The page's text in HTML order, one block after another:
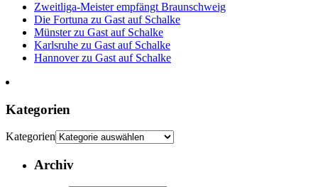
Zweitliga-Meister empfängt Braunschweig
Die Fortuna zu Gast auf Schalke
Münster zu Gast auf Schalke
Karlsruhe zu Gast auf Schalke
Hannover zu Gast auf Schalke
Kategorien
Kategorien
Archiv